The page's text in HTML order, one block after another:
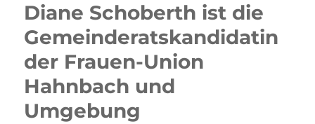
Diane Schoberth ist die
Gemeinderatskandidatin
der Frauen-Union
Hahnbach und
Umgebung